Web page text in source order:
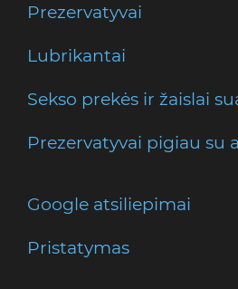
Prezervatyvai
Lubrikantai
Sekso prekės ir žaislai
Prezervatyvai pigiau su
Google atsiliepimai
Pristatymas